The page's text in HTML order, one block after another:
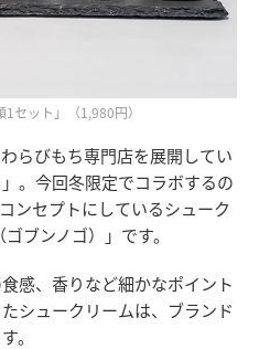
セット」（1,980円）
らびもち専門店を展開してい
。今回冬限定でコラボするの
ンセプトにしているシューク
ブンノゴ）」です。
感、香りなど細かなポイント
シュークリームは、ブランド
。